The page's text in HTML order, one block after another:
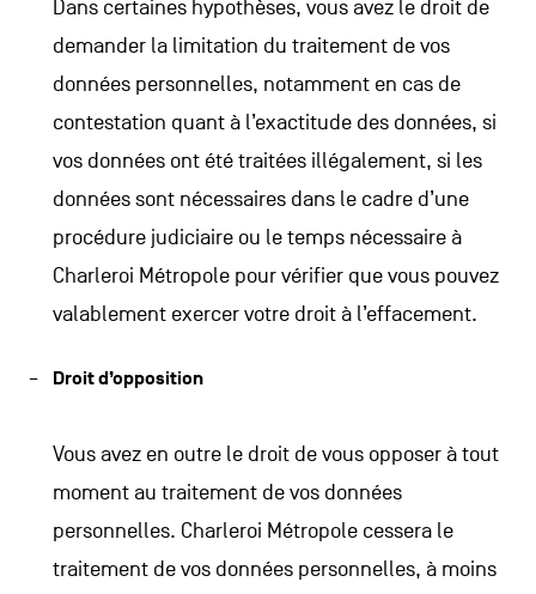
Dans certaines hypothèses, vous avez le droit de
demander la limitation du traitement de vos
données personnelles, notamment en cas de
contestation quant à l’exactitude des données, si
vos données ont été traitées illégalement, si les
données sont nécessaires dans le cadre d’une
procédure judiciaire ou le temps nécessaire à
Charleroi Métropole pour vérifier que vous pouvez
valablement exercer votre droit à l’effacement.
Droit d’opposition
Vous avez en outre le droit de vous opposer à tout
moment au traitement de vos données
personnelles. Charleroi Métropole cessera le
traitement de vos données personnelles, à moins